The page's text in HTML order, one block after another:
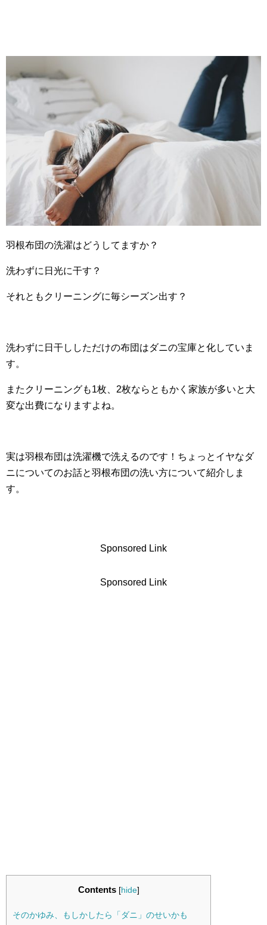
羽根布団の洗濯はどうしてますか？
洗わずに日光に干す？
それともクリーニングに毎シーズン出す？
洗わずに日干ししただけの布団はダニの宝庫と化していま
す。
またクリーニングも1枚、2枚ならともかく家族が多いと大
変な出費になりますよね。
実は羽根布団は洗濯機で洗えるのです！ちょっとイヤなダ
ニについてのお話と羽根布団の洗い方について紹介しま
す。
Sponsored Link
Sponsored Link
Contents [hide]
そのかゆみ、もしかしたら「ダニ」のせいかも